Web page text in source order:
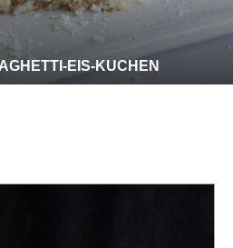
EIS-KUCHEN